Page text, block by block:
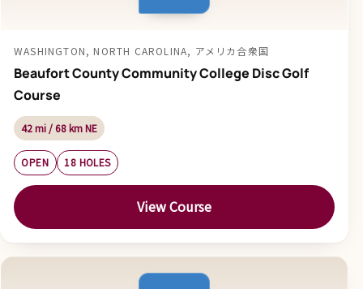
WASHINGTON, NORTH CAROLINA, アメリカ合衆国
Beaufort County Community College Disc Golf
Course
42 mi / 68 km NE
OPEN 18 HOLES
View Course